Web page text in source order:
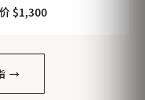
$1,300
→